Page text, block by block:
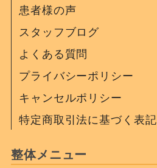
患者様の声
スタッフブログ
よくある質問
プライバシーポリシー
キャンセルポリシー
特定商取引法に基づく表記
整体メニュー